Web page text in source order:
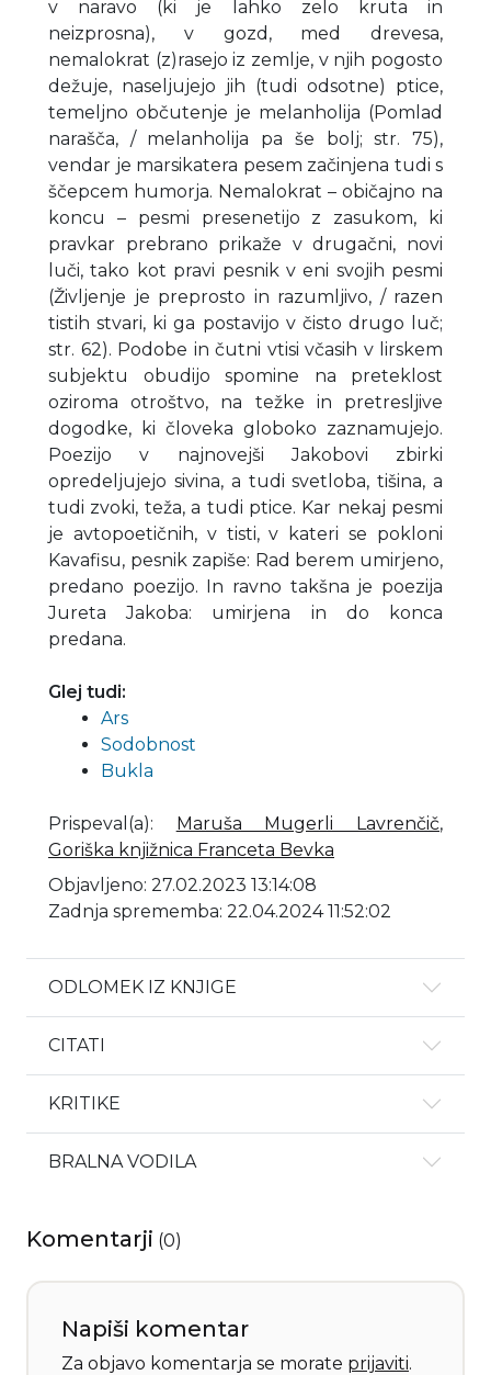
v naravo (ki je lahko zelo kruta in
neizprosna), v gozd, med drevesa,
nemalokrat (z)rasejo iz zemlje, v njih pogosto
dežuje, naseljujejo jih (tudi odsotne) ptice,
temeljno občutenje je melanholija (Pomlad
narašča, / melanholija pa še bolj; str. 75),
vendar je marsikatera pesem začinjena tudi s
ščepcem humorja. Nemalokrat – običajno na
koncu – pesmi presenetijo z zasukom, ki
pravkar prebrano prikaže v drugačni, novi
luči, tako kot pravi pesnik v eni svojih pesmi
(Življenje je preprosto in razumljivo, / razen
tistih stvari, ki ga postavijo v čisto drugo luč;
str. 62). Podobe in čutni vtisi včasih v lirskem
subjektu obudijo spomine na preteklost
oziroma otroštvo, na težke in pretresljive
dogodke, ki človeka globoko zaznamujejo.
Poezijo v najnovejši Jakobovi zbirki
opredeljujejo sivina, a tudi svetloba, tišina, a
tudi zvoki, teža, a tudi ptice. Kar nekaj pesmi
je avtopoetičnih, v tisti, v kateri se pokloni
Kavafisu, pesnik zapiše: Rad berem umirjeno,
predano poezijo. In ravno takšna je poezija
Jureta Jakoba: umirjena in do konca
predana.
Glej tudi:
Ars
Sodobnost
Bukla
Prispeval(a): Maruša Mugerli Lavrenčič,
Goriška knjižnica Franceta Bevka
Objavljeno: 27.02.2023 13:14:08
Zadnja sprememba: 22.04.2024 11:52:02
ODLOMEK IZ KNJIGE
CITATI
KRITIKE
BRALNA VODILA
Komentarji (0)
Napiši komentar
Za objavo komentarja se morate prijaviti.